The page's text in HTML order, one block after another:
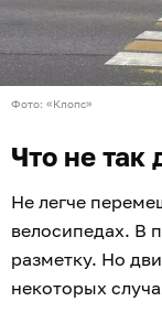
Фото: «Клопс»
Что не так
Не легче
велосипедах. В
разметку. Но
некоторых